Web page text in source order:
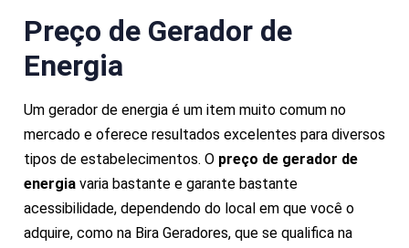
Preço de Gerador de
Energia
Um gerador de energia é um item muito comum no
mercado e oferece resultados excelentes para diversos
tipos de estabelecimentos. O preço de gerador de
energia varia bastante e garante bastante
acessibilidade, dependendo do local em que você o
adquire, como na Bira Geradores, que se qualifica na